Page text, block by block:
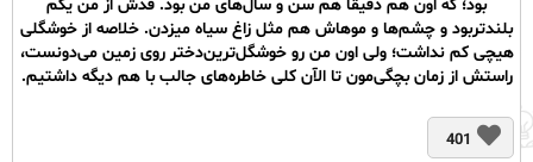
بود؛ که اون هم‌ دقیقاً هم ‌سن و سال‌های من‌ بود. قدش از من یکم
بلند‌تر‌بود و چشم‌ها و موهاش هم مثل زاغ سیاه میزدن. خلاصه از خوشگلی
هیچی کم نداشت؛ ولی اون من رو خوشگل‌ترین‌دختر ‌روی زمین می‌دونست،
راستش از زمان بچگی‌مون تا ‌الآن کلی خاطره‌های جالب با هم دیگه داشتیم.
401